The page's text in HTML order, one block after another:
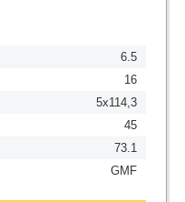
6.5
16
5x114,3
45
73.1
GMF